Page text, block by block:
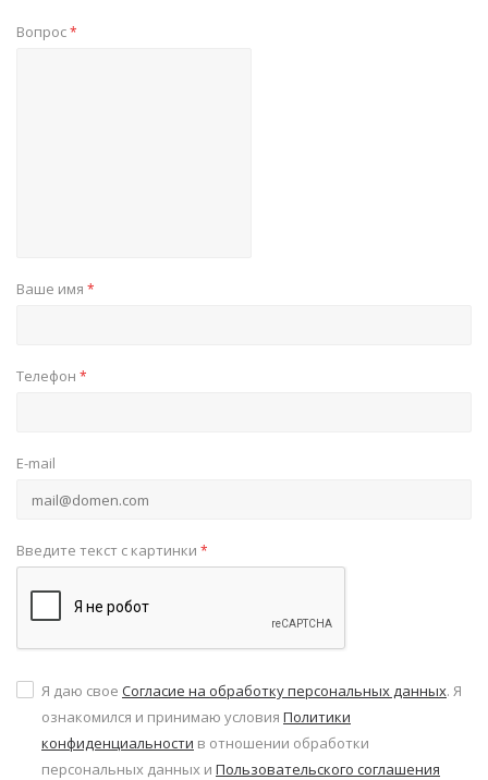
Вопрос*
Ваше имя *
Телефон *
E-mail
Введите текст с картинки *
Я даю свое Согласие на обработку персональных данных. Я
ознакомился и принимаю условия Политики
конфиденциальности в отношении обработки
персональных данных и Пользовательского соглашения